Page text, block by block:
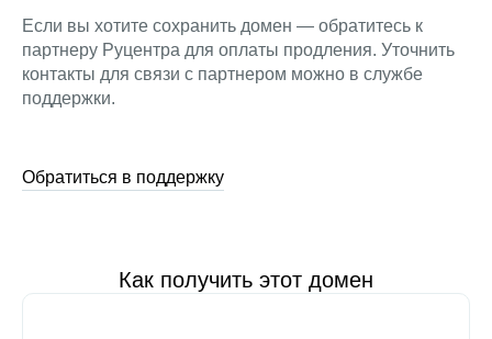
Если вы хотите сохранить домен — обратитесь к
партнеру Руцентра для оплаты продления. Уточнить
контакты для связи с партнером можно в службе
поддержки.
Обратиться в поддержку
Как получить этот домен